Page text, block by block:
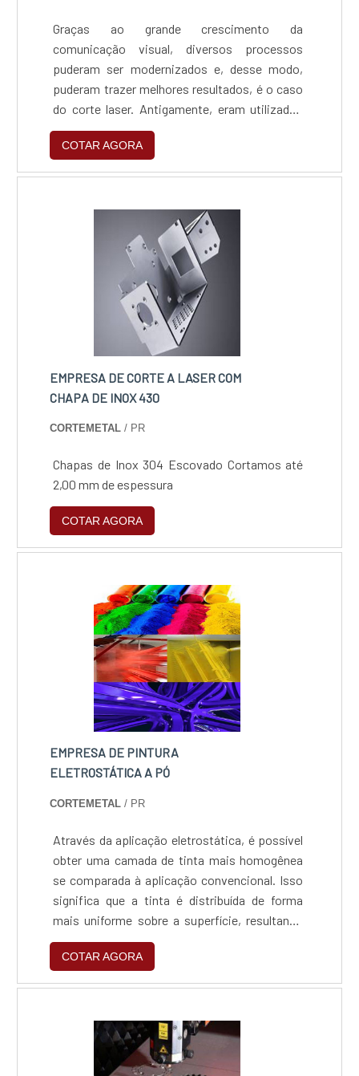
Graças ao grande crescimento da
comunicação visual, diversos processos
puderam ser modernizados e, desse modo,
puderam trazer melhores resultados, é o caso
do corte laser. Antigamente, eram utilizados
outros modos de cortar materiais, com
máquinas antigas e com isso, uma grande
quantidade de material era desperdiçada,
prejuízos financeiros. Além disso, as
máquinas mais antigas utilizavam maior
COTAR AGORA
EMPRESA DE CORTE A LASER COM
CHAPA DE INOX 430
CORTEMETAL / PR
Chapas de Inox 304 Escovado Cortamos até
2,00 mm de espessura
COTAR AGORA
EMPRESA DE PINTURA
ELETROSTÁTICA A PÓ
CORTEMETAL / PR
Através da aplicação eletrostática, é possível
obter uma camada de tinta mais homogênea
se comparada à aplicação convencional. Isso
significa que a tinta é distribuída de forma
mais uniforme sobre a superfície, resultando
em um acabamento mais consistente e uma
durabilidade maior nas peças produzidas em
relação maior quanto a corrosão.
COTAR AGORA